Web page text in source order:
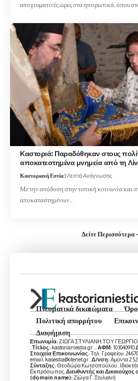
απογευματινές ώρες στα ηπειρωτικά, όπου
Καστοριά: Παραδόθηκαν στους
αποκατεστημένα μνημεία από τη
Καστοριανή Εστία3 Λεπτά Ανάγνωσης
Με την απόδοση στην τοπική κοινωνία και
αποκαταστημένων…
Δείτε Περισσότερα
Πνευματικά δικαιώματα
Πολιτική απορρήτου
Διαφήμιση
Επωνυμία:ΖΙΩΓΑ ΣΤΥΛΙΑΝΗ ΤΟΥ ΓΕΩΡΓΙΟΥ
Τίτλος: kastorianiestia.gr , ΑΦΜ:103040910
Στοιχεία Επικοινωνίας:Τηλ. Γραφείου:
email: kasestia@otenet.gr , Δ/νση:Αμύντα 2
Σύνταξης:Θεοδώρα Κωτσοπούλου ,
Εκπρόσωπος, Διευθυντής και
(domain name):Ζιώγα Γ. Στυλιανή